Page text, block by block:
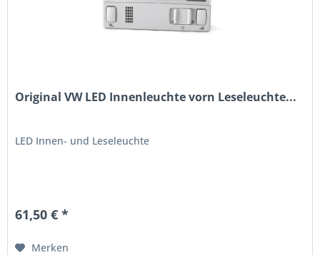
Original VW LED Innenleuchte vorn Leseleuchte...
LED Innen- und Leseleuchte
61,50 € *
Merken